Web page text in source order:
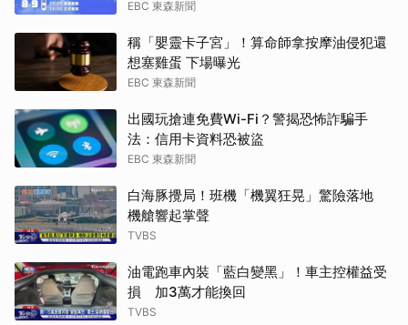
EBC 東森新聞
稱「嬰靈卡子宮」！算命師拿按摩油侵犯還
想塞雞蛋 下場曝光
EBC 東森新聞
出國玩搶連免費Wi-Fi？警揭恐怖詐騙手
法：信用卡資料恐被盜
EBC 東森新聞
白海豚攪局！班機「機翼狂晃」驚險落地
機艙響起掌聲
TVBS
油電跑車內裝「藍白變黑」！車主控權益受
損 加3萬才能換回
TVBS